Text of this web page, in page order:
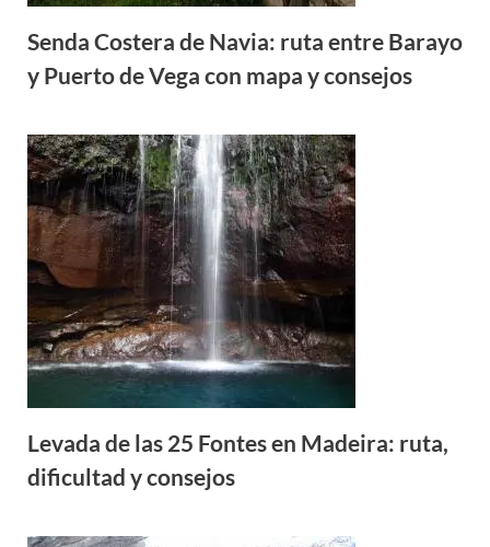
Senda Costera de Navia: ruta entre Barayo
y Puerto de Vega con mapa y consejos
Levada de las 25 Fontes en Madeira: ruta,
dificultad y consejos